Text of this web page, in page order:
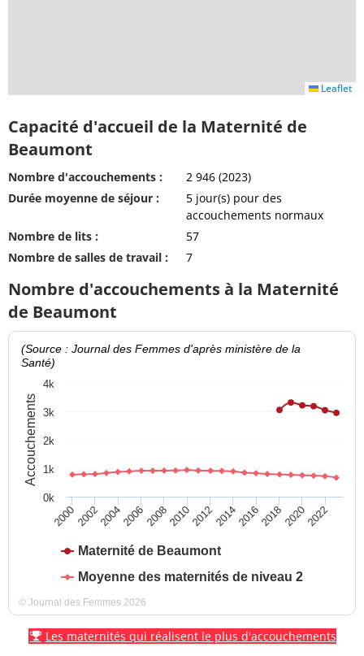
Leaflet
Capacité d'accueil de la Maternité de
Beaumont
Nombre d'accouchements :
2 946 (2023)
Durée moyenne de séjour :
5 jour(s) pour des
accouchements normaux
Nombre de lits :
57
Nombre de salles de travail :
7
Nombre d'accouchements à la Maternité
de Beaumont
Accouchements
(Source : Journal des Femmes d'après ministère de la
Santé)
Maternité de Beaumont
Moyenne des maternités de niveau 2
200020022004200620082010201220142016201820202022
0k
1k
2k
3k
4k
© Journal des Femmes 2026
Les maternités qui réalisent le plus d'accouchements